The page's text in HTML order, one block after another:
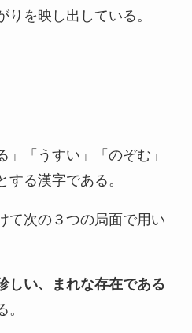
を映し出している。
」「うすい」「のぞむ」
する漢字である。
て次の３つの局面で用い
しい、まれな存在である